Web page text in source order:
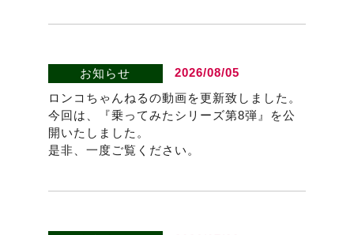
お知らせ
2026/08/05
ロンコちゃんねるの動画を更新致しました。
今回は、『乗ってみたシリーズ第8弾』を公
開いたしました。
是非、一度ご覧ください。